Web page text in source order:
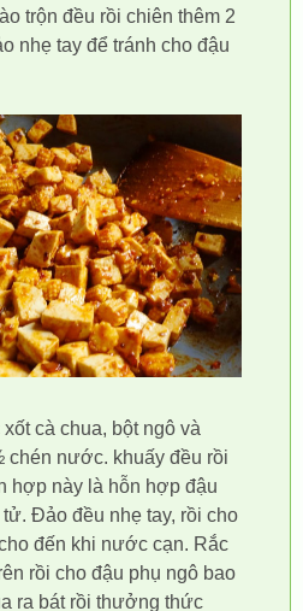
trộn đều rồi chiên thêm 2
nhẹ tay để tránh cho đậu
cà chua, bột ngô và
chén nước. khuấy đều rồi
hợp này là hỗn hợp đậu
Đảo đều nhẹ tay, rồi cho
đến khi nước cạn. Rắc
rồi cho đậu phụ ngô bao
ra bát rồi thưởng thức